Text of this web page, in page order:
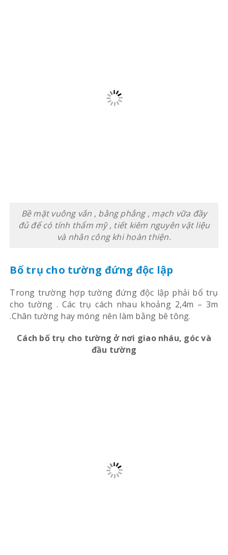
Bề mặt vuông vắn , bằng phẳng , mạch vữa đầy
đủ để có tính thẩm mỹ , tiết kiêm nguyên vật liệu
và nhân công khi hoàn thiện.
Bố trụ cho tường đứng độc lập
Trong trường hợp tường đứng độc lập phải bổ trụ
cho tường . Các trụ cách nhau khoảng 2,4m – 3m
.Chân tường hay móng nên làm bằng bê tông.
Cách bố trụ cho tường ở nơi giao nháu, góc và
đầu tường